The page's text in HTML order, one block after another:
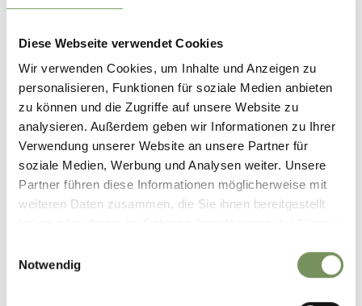
Diese Webseite verwendet Cookies
Wir verwenden Cookies, um Inhalte und Anzeigen zu
personalisieren, Funktionen für soziale Medien anbieten
zu können und die Zugriffe auf unsere Website zu
analysieren. Außerdem geben wir Informationen zu Ihrer
Verwendung unserer Website an unsere Partner für
soziale Medien, Werbung und Analysen weiter. Unsere
Partner führen diese Informationen möglicherweise mit
weiteren Daten zusammen, die Sie ihnen bereitgestellt
Notwendig